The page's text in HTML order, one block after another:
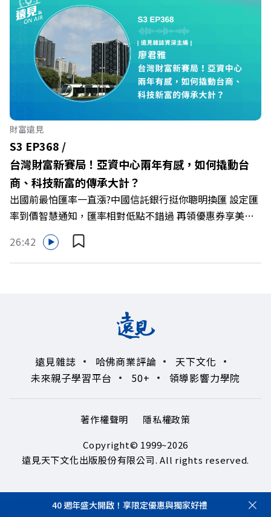
職場的變革浪潮下，傳統大流量、高耗能的百貨零售業該如
何轉型突圍？ 本集《遠見ON AIR》邀請到遠東SOGO百貨
董事長黃晴雯，帶你解析遠東SOGO如何透過戰略布局，打
造出兼顧企業獲利與社會共好的綠色零售新契機！ 🔺如何
從單純百貨專櫃轉型為有溫度的利他平台？ 🔺最難節能的
零售業如何落實「EP100」能效倍增計畫？ 🔺成功推動育
嬰留停、男同仁樂意成家！驚豔業界的「生育代理人制度」
🔺最有人情味的文化橋梁！從社會創新到經典「日本展」的
共好實踐 主持人／遠見雜誌副社長兼遠見智庫總編輯 李建
興 與談人／遠東SOGO百貨董事長 黃晴雯 +++++ 🫧清除腦
袋的盲點，也順手理清生活的雜亂。 點開看質感養成術>>
https://gvmkt.pse.is/9al3px ✨關注《遠見》更多的社群：
LINE：https://reurl.cc/A4ELQp IG：
https://bit.ly/3AjBWNV YT：https://bit.ly/38jNi9k
Powered by Firstory Hosting
財富遠見
S3 EP368 /
台灣財富新賽局！亞資中心兩年有感，如何撬動台
商、科技新富的傳承大計？
出國前最怕匯率一直漲?中國信託銀行挺你聰明換匯 設定匯
率到價智慧通知，匯率相對低點不錯過 再領優惠券享美金
最高減3分等優惠 立即設定： https://fstry.pse.is/9d7lr7
投資外幣如幣別轉換可能產生匯兌損失，應評估涉及自身情
況審慎投資。 完整注意事項詳見網站資訊。 —— 以上為
在政府力推「亞洲資產管理中心」政策、高雄專區成立滿週
年的關鍵時刻，台灣的投信、信託與財富管理業務，正迎來
到遠見資深主編廖君雅，帶你解析這場台灣史上最大規模的
財富版圖重組。 🔺資產管理大躍進！台灣憑什麼挑戰亞太
金融重鎮？ 🔺不只是口號！主動式ETF與被動平衡型ETF如
何引爆市場？ 🔺打破「富不過三代」魔咒，如何靠信託鬆
綁落實百年傳承？ 🔺高雄專區滿一週年！如何打造在地財
富生態系？ 主持人／遠見雜誌總編輯 林讓均 與談人／遠見
雜誌資深主編 廖君雅 +++++ 💰更多專題導覽
點，也順手理清生活的雜亂。 點開看質感養成術>>
https://gvmkt.pse.is/9al3px ✨關注《遠見》更多的社群：
26:42
遠見雜誌 哈佛商業評論
天下文化
未來親子學習平台
50+ 領導影響力學院
著作權聲明
隱私權政策
Copyright© 1999~2026
遠見天下文化出版股份有限公司. All rights reserved.
40 週年盛大開啟！享限定優惠與獨家好禮